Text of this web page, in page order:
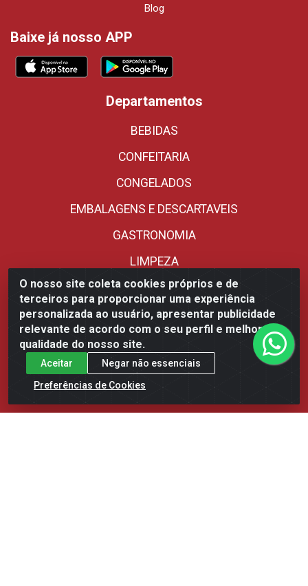
O nosso site coleta cookies próprios e de
terceiros para proporcionar uma experiência
personalizada ao usuário, apresentar publicidade
relevante de acordo com o seu perfil e melhorar a
qualidade do nosso site.
Aceitar
Negar não essenciais
Preferências de Cookies
Blog
Baixe já nosso APP
Departamentos
BEBIDAS
CONFEITARIA
CONGELADOS
EMBALAGENS E DESCARTAVEIS
GASTRONOMIA
LIMPEZA
MERCEARIA
ORIENTAL
PANIFICACAO
REFRIGERADOS
SORVETERIA